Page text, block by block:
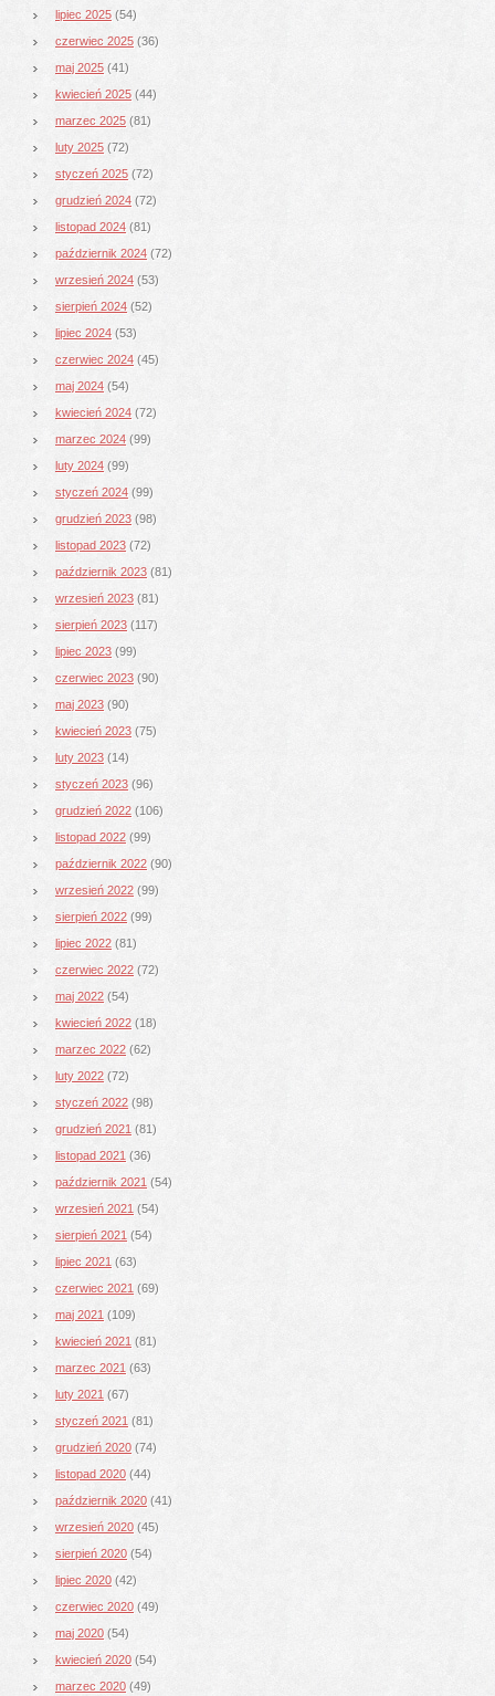
lipiec 2025 (54)
czerwiec 2025 (36)
maj 2025 (41)
kwiecień 2025 (44)
marzec 2025 (81)
luty 2025 (72)
styczeń 2025 (72)
grudzień 2024 (72)
listopad 2024 (81)
październik 2024 (72)
wrzesień 2024 (53)
sierpień 2024 (52)
lipiec 2024 (53)
czerwiec 2024 (45)
maj 2024 (54)
kwiecień 2024 (72)
marzec 2024 (99)
luty 2024 (99)
styczeń 2024 (99)
grudzień 2023 (98)
listopad 2023 (72)
październik 2023 (81)
wrzesień 2023 (81)
sierpień 2023 (117)
lipiec 2023 (99)
czerwiec 2023 (90)
maj 2023 (90)
kwiecień 2023 (75)
luty 2023 (14)
styczeń 2023 (96)
grudzień 2022 (106)
listopad 2022 (99)
październik 2022 (90)
wrzesień 2022 (99)
sierpień 2022 (99)
lipiec 2022 (81)
czerwiec 2022 (72)
maj 2022 (54)
kwiecień 2022 (18)
marzec 2022 (62)
luty 2022 (72)
styczeń 2022 (98)
grudzień 2021 (81)
listopad 2021 (36)
październik 2021 (54)
wrzesień 2021 (54)
sierpień 2021 (54)
lipiec 2021 (63)
czerwiec 2021 (69)
maj 2021 (109)
kwiecień 2021 (81)
marzec 2021 (63)
luty 2021 (67)
styczeń 2021 (81)
grudzień 2020 (74)
listopad 2020 (44)
październik 2020 (41)
wrzesień 2020 (45)
sierpień 2020 (54)
lipiec 2020 (42)
czerwiec 2020 (49)
maj 2020 (54)
kwiecień 2020 (54)
marzec 2020 (49)